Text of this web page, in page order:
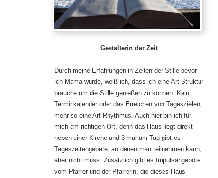
Gestalterin der Zeit
Durch meine Erfahrungen in Zeiten der Stille bevor
ich Mama wurde, weiß ich, dass ich eine Art Struktur
brauche um die Stille genießen zu können. Kein
Terminkalender oder das Erreichen von Tageszielen,
mehr so eine Art Rhythmus. Auch hier bin ich für
mich am richtigen Ort, denn das Haus liegt direkt
neben einer Kirche und 3 mal am Tag gibt es
Tageszeitengebete, an denen man teilnehmen kann,
aber nicht muss. Zusätzlich gibt es Impulsangebote
vom Pfarrer und der Pfarrerin, die dieses Haus